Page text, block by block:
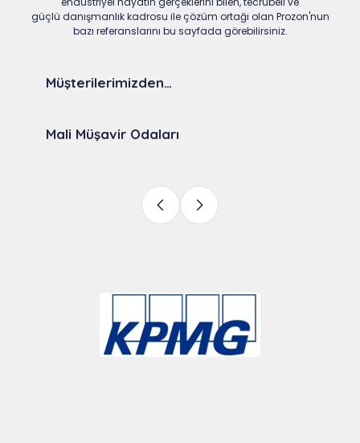
güçlü danışmanlık kadrosu ile çözüm ortağı olan Prozon'nun
bazı referanslarını bu sayfada görebilirsiniz.
Müşterilerimizden…
Mali Müşavir Odaları